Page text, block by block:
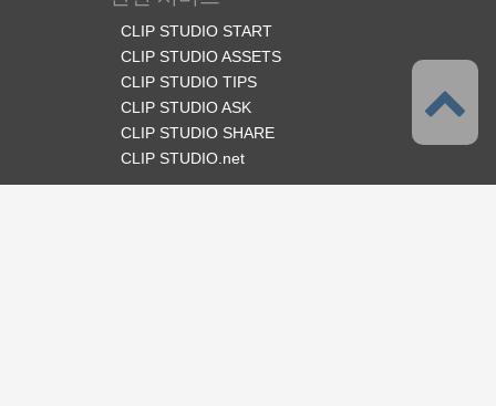
CLIP STUDIO START
CLIP STUDIO ASSETS
CLIP STUDIO TIPS
CLIP STUDIO ASK
CLIP STUDIO SHARE
CLIP STUDIO.net